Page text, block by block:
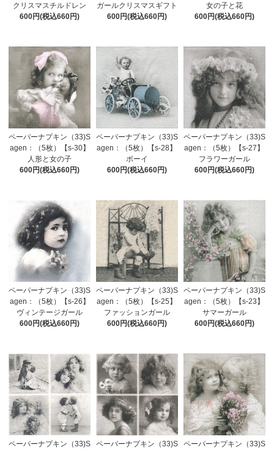
クリスマスチルドレン
600円(税込660円)
ガールクリスマスギフト
600円(税込660円)
女の子と花
600円(税込660円)
ペーパーナプキン（33)S
agen：（5枚）【s-30】
人形と女の子
600円(税込660円)
ペーパーナプキン（33)S
agen：（5枚）【s-28】
ボーイ
600円(税込660円)
ペーパーナプキン（33)S
agen：（5枚）【s-27】
フラワーガール
600円(税込660円)
ペーパーナプキン（33)S
agen：（5枚）【s-26】
ヴィンテージガール
600円(税込660円)
ペーパーナプキン（33)S
agen：（5枚）【s-25】
ファッションガール
600円(税込660円)
ペーパーナプキン（33)S
agen：（5枚）【s-23】
サマーガール
600円(税込660円)
ペーパーナプキン（33)S
ペーパーナプキン（33)S
ペーパーナプキン（33)S